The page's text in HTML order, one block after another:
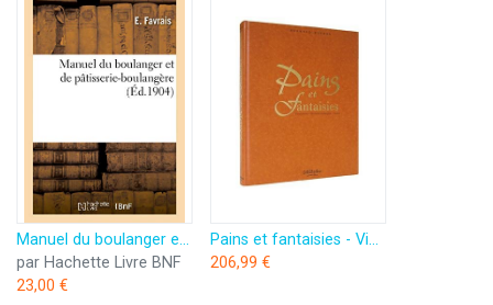
Manuel du boulanger et de pâtisserie-boulangère
par Hachette Livre BNF
23,00 €
Pains et fantaisies - Viennoiserie, pâtisserie boulangère - Bernard Burban
206,99 €